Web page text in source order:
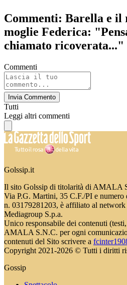
Commenti: Barella e il
moglie Federica:
chiamato ricoverata..."
Commenti
Invia Commento
Tutti
Leggi altri commenti
Golssip.it
Il sito Golssip di titolarità di AMALA
Via P.G. Martini, 35 C.F./PI e numero
n. 03179281203, è affiliato al network
Mediagroup S.p.a.
Unico responsabile dei contenuti
AMALA S.N.C. per ogni
contenuti del Sito scrivere a
Copyright 2021-2026 © Tutti i diritti
Gossip